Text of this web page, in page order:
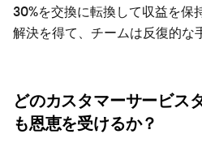
30%を交換に転換して収益を保
解決を得て、チームは反復的な
どのカスタマーサービス
も恩恵を受けるか？